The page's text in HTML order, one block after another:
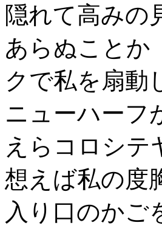
隠れて高みの
あらぬことか
クで私を扇動
ニューハーフ
えらコロシテ
想えば私の度
入り口のかご